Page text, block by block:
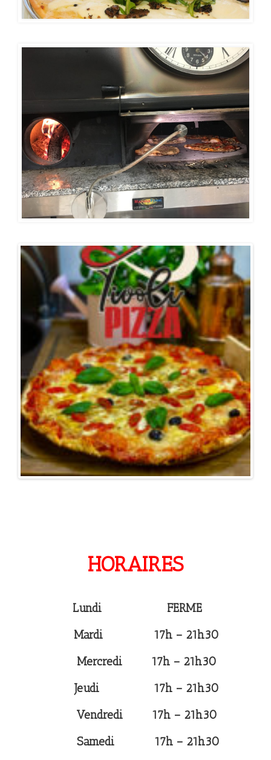
HORAIRES
Lundi
FERME
Mardi 17h – 21h30
Mercredi 17h – 21h30
Jeudi 17h – 21h30
Vendredi 17h – 21h30
Samedi 17h – 21h30